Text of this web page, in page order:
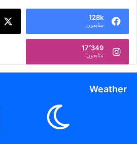
128k
متابعون
17٬349
متابعون
Weather